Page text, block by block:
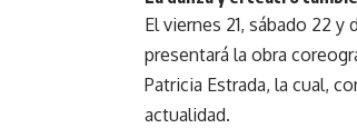
El viernes 21, sábado 22
presentará la obra
Patricia Estrada, la cual,
actualidad.